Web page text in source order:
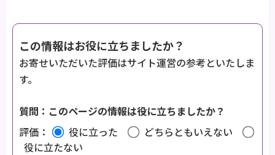
この情報はお役に立ちましたか？
お寄せいただいた評価はサイト運営の参考といたしま
す。
質問：このページの情報は役に立ちましたか？
評価：
役に立った
どちらともいえない
役に立たない